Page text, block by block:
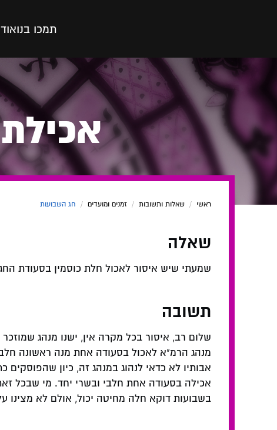
תמכו בנו
ראשי / שאלות ותשובות / זמנים ומועדים / חג השבועות
שאלה
שמעתי שיש איסור לאכול חלת כוסמין בסעודת
תשובה
שלום רב, איסור בכל מקרה אין, ישנו מנהג
מנהג הרמ"א לאכול בסעודה אחת מנה ראשונה
אבותיו לא כדאי לנהוג במנהג זה, כיון
אכילה בסעודה אחת חלבי ובשרי יחד. מי שבכל
בשבועות דוקא חלה מחיטה יכול, אולם לא מצינו